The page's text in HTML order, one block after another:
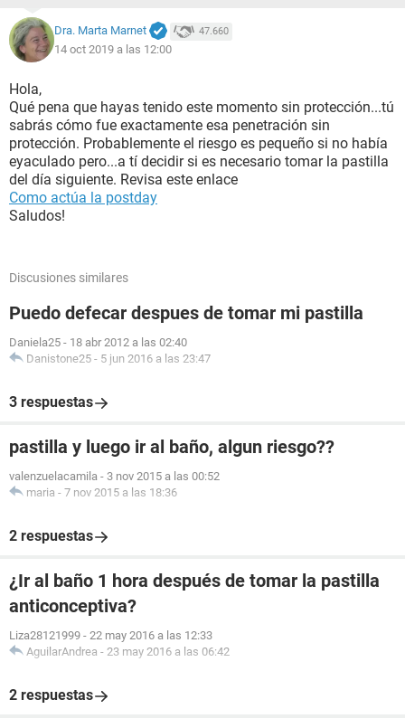
Dra. Marta Marnet 47.660
14 oct 2019 a las 12:00
Hola,
Qué pena que hayas tenido este momento sin protección...tú
sabrás cómo fue exactamente esa penetración sin
protección. Probablemente el riesgo es pequeño si no había
eyaculado pero...a tí decidir si es necesario tomar la pastilla
del día siguiente. Revisa este enlace
Como actúa la postday
Saludos!
Discusiones similares
Puedo defecar despues de tomar mi pastilla
Daniela25 - 18 abr 2012 a las 02:40
Danistone25 - 5 jun 2016 a las 23:47
3 respuestas
pastilla y luego ir al baño, algun riesgo??
valenzuelacamila - 3 nov 2015 a las 00:52
maria - 7 nov 2015 a las 18:36
2 respuestas
¿Ir al baño 1 hora después de tomar la pastilla
anticonceptiva?
Liza28121999 - 22 may 2016 a las 12:33
AguilarAndrea - 23 may 2016 a las 06:42
2 respuestas